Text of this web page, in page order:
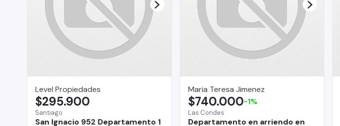
Level Propiedades
Santiago
San Ignacio 952 Departamento 1
$295.900
Maria Teresa Jimenez
Las Condes
Departamento en arriendo en
$740.000-1%